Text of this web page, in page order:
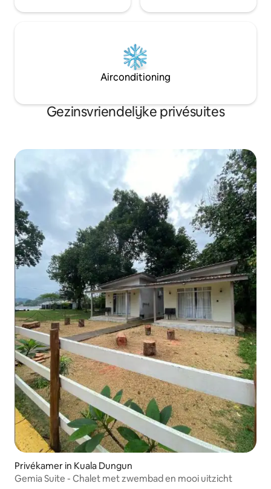
Airconditioning
Gezinsvriendelijke privésuites
Privékamer in Kuala Dungun
Gemia Suite - Chalet met zwembad en mooi uitzicht